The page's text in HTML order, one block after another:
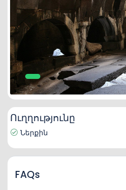
Ուղղությունը
Ներքին
FAQs